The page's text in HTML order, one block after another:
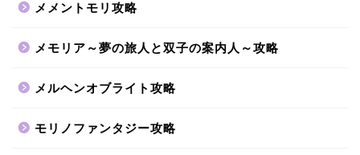
メメントモリ攻略
メモリア～夢の旅人と双子の案内人～攻略
メルヘンオブライト攻略
モリノファンタジー攻略